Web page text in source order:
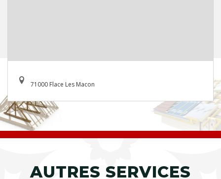
71000 Flace Les Macon
AUTRES SERVICES